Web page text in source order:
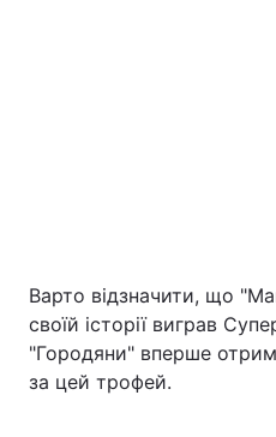
Варто відзначити, що
своїй історії виграв
"Городяни" вперше
за цей трофей.